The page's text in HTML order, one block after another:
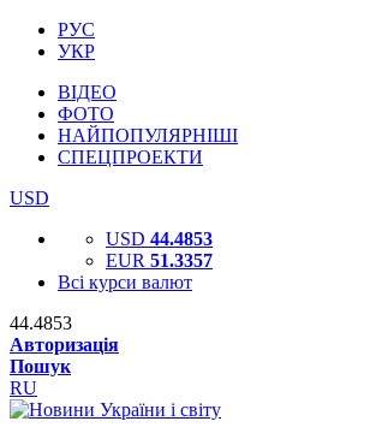
РУС
УКР
ВІДЕО
ФОТО
НАЙПОПУЛЯРНІШІ
СПЕЦПРОЕКТИ
USD
USD 44.4853
EUR 51.3357
Всі курси валют
44.4853
Авторизація
Пошук
RU